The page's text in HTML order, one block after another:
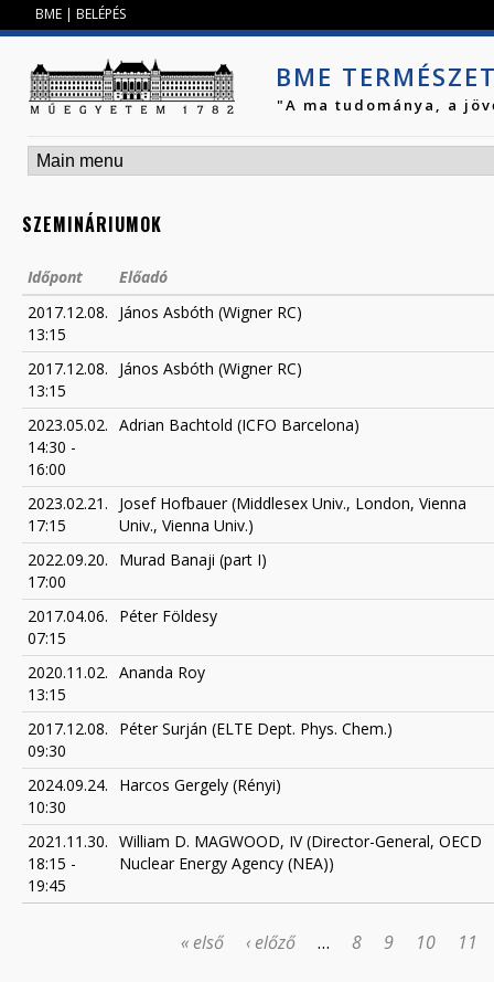
BME | BELÉPÉS
BME
"A ma tudománya, a
SZEMINÁRIUMOK
Időpont
Előadó
2017.12.08.
13:15
János Asbóth (Wigner RC)
2017.12.08.
13:15
János Asbóth (Wigner RC)
2023.05.02.
14:30 -
16:00
Adrian Bachtold (ICFO Barcelona)
2023.02.21.
17:15
Josef Hofbauer (Middlesex Univ., London, Vienna
Univ., Vienna Univ.)
2022.09.20.
17:00
Murad Banaji (part I)
2017.04.06.
07:15
Péter Földesy
2020.11.02.
13:15
Ananda Roy
2017.12.08.
09:30
Péter Surján (ELTE Dept. Phys. Chem.)
2024.09.24.
10:30
Harcos Gergely (Rényi)
2021.11.30.
18:15 -
19:45
William D. MAGWOOD, IV (Director-General, OECD
Nuclear Energy Agency (NEA))
« első ‹ előző … 8 9 10 11